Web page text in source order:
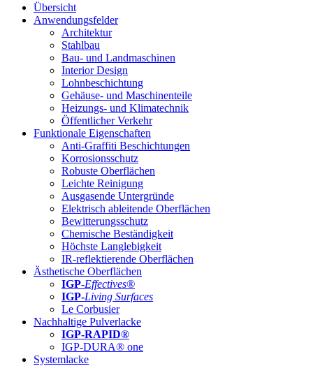
Übersicht
Anwendungsfelder
Architektur
Stahlbau
Bau- und Landmaschinen
Interior Design
Lohnbeschichtung
Gehäuse- und Maschinenteile
Heizungs- und Klimatechnik
Öffentlicher Verkehr
Funktionale Eigenschaften
Anti-Graffiti Beschichtungen
Korrosionsschutz
Robuste Oberflächen
Leichte Reinigung
Ausgasende Untergründe
Elektrisch ableitende Oberflächen
Bewitterungsschutz
Chemische Beständigkeit
Höchste Langlebigkeit
IR-reflektierende Oberflächen
Ästhetische Oberflächen
IGP-Effectives®
IGP-Living Surfaces
Le Corbusier
Nachhaltige Pulverlacke
IGP-RAPID®
IGP-DURA® one
Systemlacke